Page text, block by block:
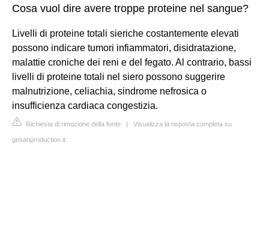
Cosa vuol dire avere troppe proteine nel sangue?
Livelli di proteine ​​totali sieriche costantemente elevati
possono indicare tumori infiammatori, disidratazione,
malattie croniche dei reni e del fegato. Al contrario, bassi
livelli di proteine ​​totali nel siero possono suggerire
malnutrizione, celiachia, sindrome nefrosica o
insufficienza cardiaca congestizia.
Richiesta di rimozione della fonte | Visualizza la risposta completa su
gesanproduction.it